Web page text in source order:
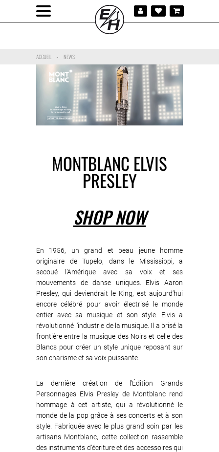
ACCUEIL - NEWS
MONTBLANC ELVIS
PRESLEY
SHOP NOW
En 1956, un grand et beau jeune homme
originaire de Tupelo, dans le Mississippi, a
secoué l’Amérique avec sa voix et ses
mouvements de danse uniques. Elvis Aaron
Presley, qui deviendrait le King, est aujourd’hui
encore célébré pour avoir électrisé le monde
entier avec sa musique et son style. Elvis a
révolutionné l’industrie de la musique. Il a brisé la
frontière entre la musique des Noirs et celle des
Blancs pour créer un style unique reposant sur
son charisme et sa voix puissante.
La dernière création de l’Édition Grands
Personnages Elvis Presley de Montblanc rend
hommage à cet artiste, qui a révolutionné le
monde de la pop grâce à ses concerts et à son
style. Fabriquée avec le plus grand soin par les
artisans Montblanc, cette collection rassemble
des instruments d’écriture et des accessoires qui